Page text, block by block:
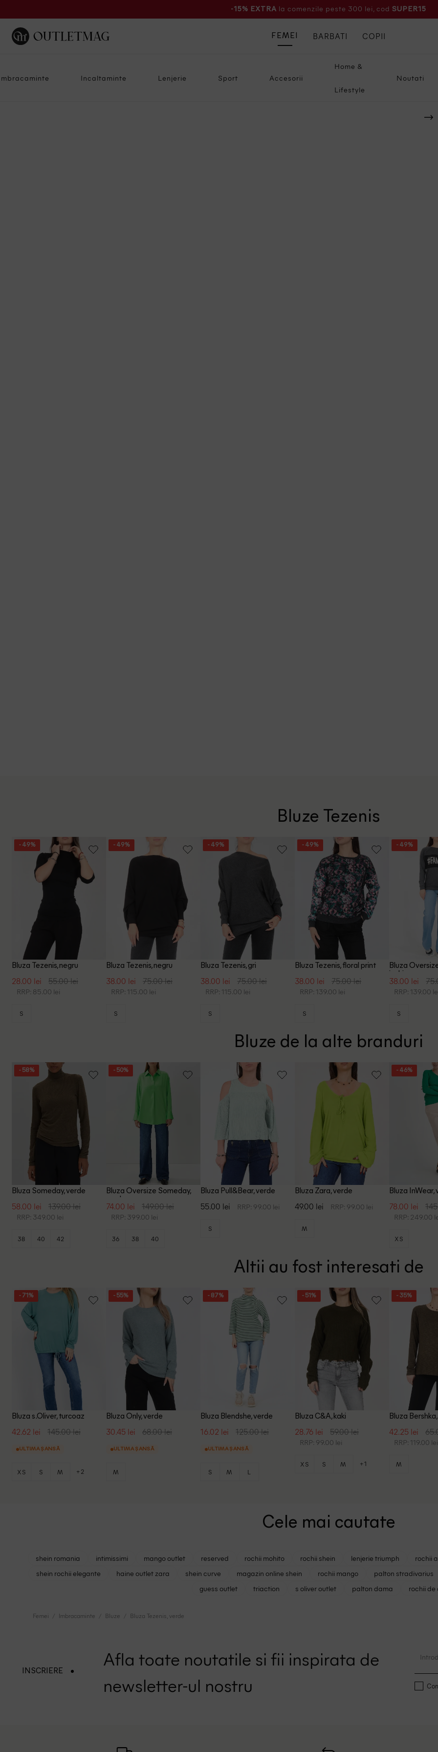
-15% EXTRA la comenzile peste 300 lei, cod SUPER15
Incaltaminte Lenjerie Sport Accesorii
Home &
Lifestyle
Noutati
FEMEI BARBATI COPII
Bluze Tezenis
- 49%
Bluza Tezenis, negru
28.00 lei 55.00 lei
RRP: 85.00 lei
S
- 49%
Bluza Tezenis, negru
38.00 lei 75.00 lei
RRP: 115.00 lei
S
- 49%
Bluza Tezenis, gri
38.00 lei 75.00 lei
RRP: 115.00 lei
S
- 49%
Bluza Tezenis, floral print
38.00 lei 75.00 lei
RRP: 139.00 lei
S
- 49%
Bluza
inchis
38.00 lei
RRP: 139.00
S
Bluze de la alte branduri
- 58%
Bluza Someday, verde
58.00 lei 139.00 lei
RRP: 349.00 lei
38 40 42
- 50%
Bluza Oversize Someday,
verde
74.00 lei 149.00 lei
RRP: 399.00 lei
36 38 40
Bluza Pull&Bear, verde
55.00 lei RRP: 99.00 lei
S
Bluza Zara, verde
49.00 lei RRP: 99.00 lei
M
- 46%
Bluza InWear,
78.00 lei
RRP: 249.00
XS
Altii au fost interesati de
- 71%
Bluza s.Oliver, turcoaz
42.62 lei 145.00 lei
ULTIMA ȘANSĂ
XS S M +2
- 55%
Bluza Only, verde
30.45 lei 68.00 lei
ULTIMA ȘANSĂ
M
- 87%
Bluza Blendshe, verde
16.02 lei 125.00 lei
ULTIMA ȘANSĂ
S M L
- 51%
Bluza C&A, kaki
28.76 lei 59.00 lei
RRP: 99.00 lei
XS S M +1
- 35%
Bluza
42.25 lei
RRP: 119.00 lei
M
Cele mai cautate
shein romania intimissimi mango outlet reserved rochii mohito rochii shein lenjerie triumph rochii
shein rochii elegante
haine outlet zara shein curve magazin online shein rochii mango palton stradivarius
guess outlet
triaction s oliver outlet palton dama rochii de
Femei Imbracaminte Bluze Bluza Tezenis, verde
INSCRIERE
Afla toate noutatile si fii inspirata de
newsletter-ul nostru